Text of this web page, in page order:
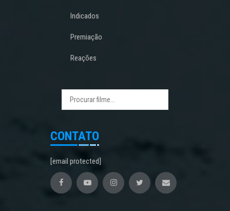
Indicados
Premiação
Reações
CONTATO
[email protected]